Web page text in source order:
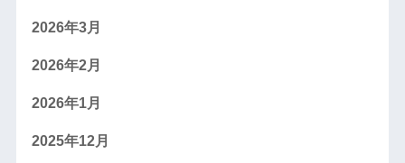
2026年3月
2026年2月
2026年1月
2025年12月